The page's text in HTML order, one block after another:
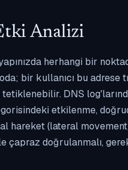
Analizi
herhangi bir
bir kullanıcı bu
DNS
etkilenme,
hareket (lateral
doğrulanmalı,